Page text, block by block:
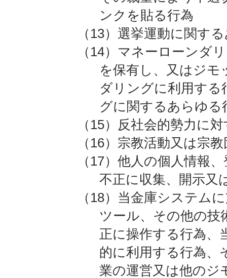
ンクを貼る行為
（13）選挙運動に関す
（14）マネーローンダ
を保有し、又はジ
ダリングに利用す
グに関するあらゆる
（15）反社会的勢力に
（16）宗教活動又は宗
（17）他人の個人情報
不正に収集、開示又
（18）当金庫システム
ツール、その他の技
正に操作する行為、
的に利用する行為、
業の運営又は他のジ